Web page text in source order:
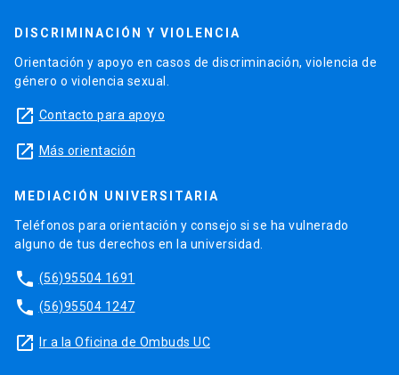
DISCRIMINACIÓN Y VIOLENCIA
Orientación y apoyo en casos de discriminación, violencia de
género o violencia sexual.
launch Contacto para apoyo
launch Más orientación
MEDIACIÓN UNIVERSITARIA
Teléfonos para orientación y consejo si se ha vulnerado
alguno de tus derechos en la universidad.
phone (56)95504 1691
phone (56)95504 1247
launch Ir a la Oficina de Ombuds UC